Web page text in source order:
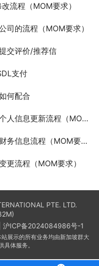
流程（MOM要求）
司的流程（MOM要求）
交评价/推荐信
支付
何配合
息更新流程（MOM要求）
信息流程（MOM要求）
更流程（MOM要求）
PTE. LTD.
沪ICP备2024084986号-1
展示的所有业务均由新加坡群大
具体服务。